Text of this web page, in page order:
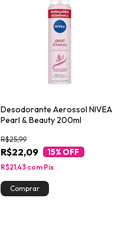
Desodorante Aerossol NIVEA
Pearl & Beauty 200ml
R$22,09
R$25,99
15% OFF
R$21,43 com Pix